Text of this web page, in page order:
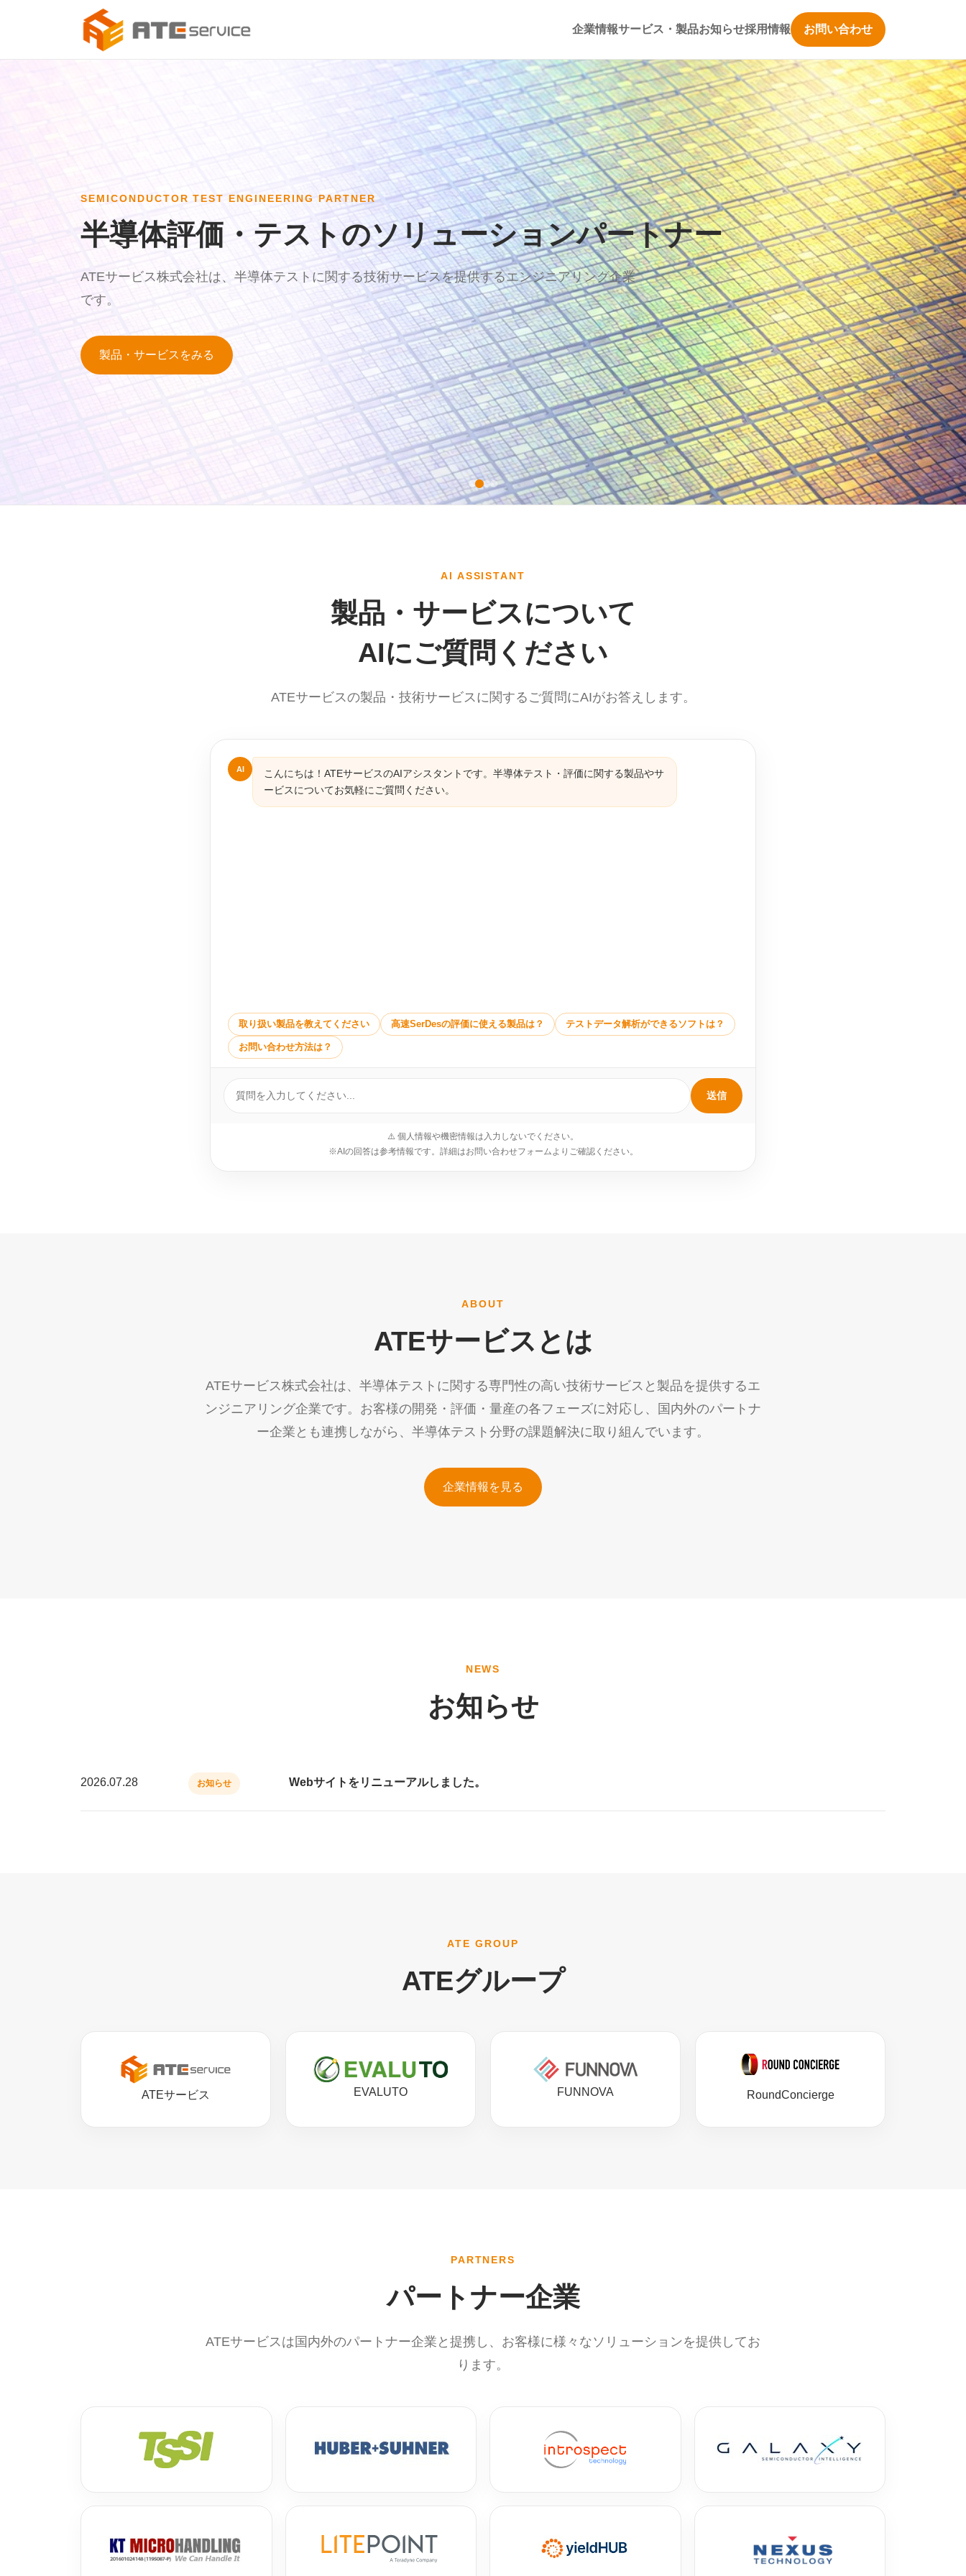
企業情報サービス・製品お知らせ採用情報 お問い合わせ
SEMICONDUCTOR TEST ENGINEERING PARTNER
半導体評価・テストのソリューションパートナー
ATEサービス株式会社は、半導体テストに関する技術サービスを提供するエンジニアリング企業
です。
製品・サービスをみる
AI ASSISTANT
製品・サービスについて
AIにご質問ください
ATEサービスの製品・技術サービスに関するご質問にAIがお答えします。
AI
こんにちは！ATEサービスのAIアシスタントです。半導体テスト・評価に関する製品やサ
ービスについてお気軽にご質問ください。
取り扱い製品を教えてください 高速SerDesの評価に使える製品は？ テストデータ解析ができるソフトは？
お問い合わせ方法は？
送信
⚠️ 個人情報や機密情報は入力しないでください。
※AIの回答は参考情報です。詳細はお問い合わせフォームよりご確認ください。
ABOUT
ATEサービスとは
ATEサービス株式会社は、半導体テストに関する専門性の高い技術サービスと製品を提供するエ
ンジニアリング企業です。お客様の開発・評価・量産の各フェーズに対応し、国内外のパートナ
ー企業とも連携しながら、半導体テスト分野の課題解決に取り組んでいます。
企業情報を見る
NEWS
お知らせ
2026.07.28 お知らせ Webサイトをリニューアルしました。
ATE GROUP
ATEグループ
ATEサービス EVALUTO FUNNOVA RoundConcierge
PARTNERS
パートナー企業
ATEサービスは国内外のパートナー企業と提携し、お客様に様々なソリューションを提供してお
ります。